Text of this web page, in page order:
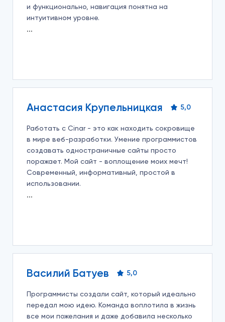
и функционально, навигация понятна на
интуитивном уровне.
Анастасия Крупельницкая 5,0
Работать с Cinar - это как находить сокровище
в мире веб-разработки. Умение программистов
создавать одностраничные сайты просто
поражает. Мой сайт - воплощение моих мечт!
Современный, информативный, простой в
использовании.
Василий Батуев 5,0
Программисты создали сайт, который идеально
передал мою идею. Команда воплотила в жизнь
все мои пожелания и даже добавила несколько